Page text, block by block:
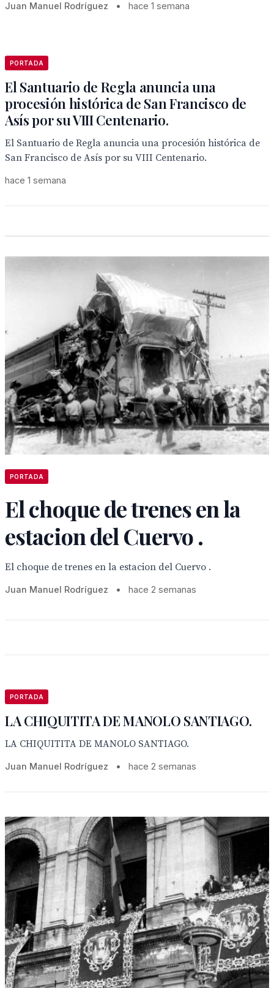
Juan Manuel Rodríguez • hace 1 semana
PORTADA
El Santuario de Regla anuncia una
procesión histórica de San Francisco de
Asís por su VIII Centenario.
El Santuario de Regla anuncia una procesión histórica de
San Francisco de Asís por su VIII Centenario.
hace 1 semana
PORTADA
El choque de trenes en la
estacion del Cuervo .
El choque de trenes en la estacion del Cuervo .
Juan Manuel Rodríguez • hace 2 semanas
PORTADA
LA CHIQUITITA DE MANOLO SANTIAGO.
LA CHIQUITITA DE MANOLO SANTIAGO.
Juan Manuel Rodríguez • hace 2 semanas